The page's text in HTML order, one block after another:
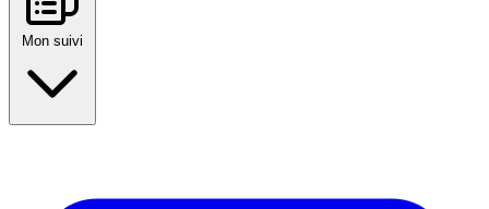
Mon suivi